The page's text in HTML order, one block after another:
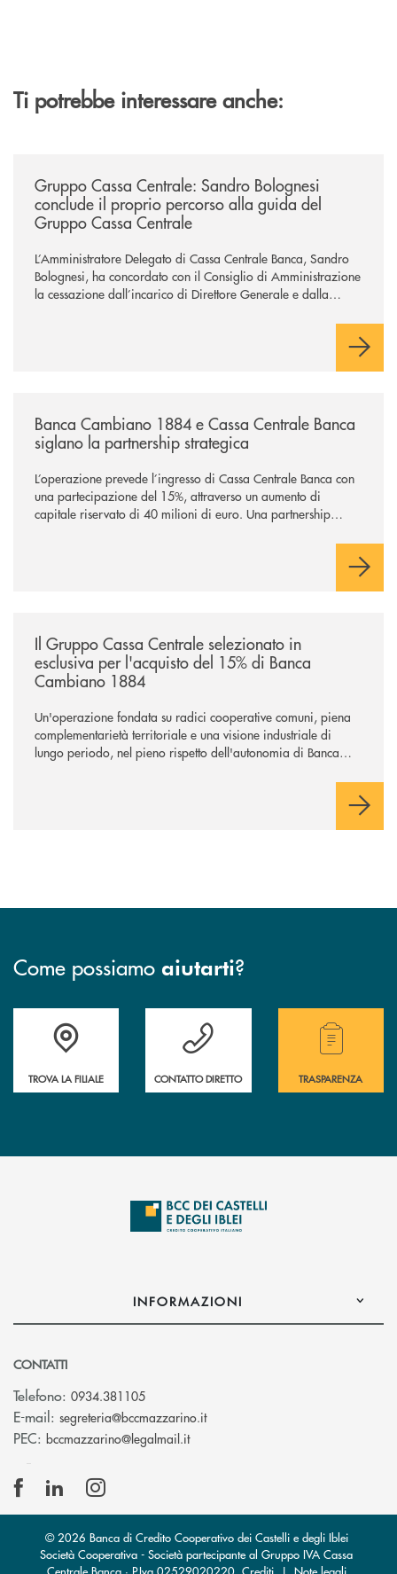
Ti potrebbe interessare anche:
Gruppo Cassa Centrale: Sandro Bolognesi
conclude il proprio percorso alla guida del
Gruppo Cassa Centrale
L’Amministratore Delegato di Cassa Centrale Banca, Sandro
Bolognesi, ha concordato con il Consiglio di Amministrazione
la cessazione dall’incarico di Direttore Generale e dalla
Il Gruppo, sotto la guida dell’Amministratore Delegato, e con
Banca Cambiano 1884 e Cassa Centrale Banca
siglano la partnership strategica
L’operazione prevede l’ingresso di Cassa Centrale Banca con
una partecipazione del 15%, attraverso un aumento di
capitale riservato di 40 milioni di euro. Una partnership
comuni e sulla prossimità ai territori, per ampliare l’offerta e
Il Gruppo Cassa Centrale selezionato in
esclusiva per l'acquisto del 15% di Banca
Cambiano 1884
Un'operazione fondata su radici cooperative comuni, piena
complementarietà territoriale e una visione industriale di
lungo periodo, nel pieno rispetto dell'autonomia di Banca
negoziazione esclusiva per la finalizzazione dell’operazione.
Come possiamo aiutarti?
Accedi all' elenco completo delle filiali .
TROVA LA FILIALE
Hai bisogno di assistenza immediata?
CONTATTO DIRETTO
Hai bisogno di
TRASPARENZA
INFORMAZIONI
CONTATTI
Telefono: 0934.381105
E-mail: segreteria@bccmazzarino.it(si apre l’app di posta
PEC: bccmazzarino@legalmail.it(si apre l’app di posta elettronica)
© 2026 Banca di Credito Cooperativo dei Castelli e degli Iblei
Società Cooperativa - Società partecipante al Gruppo IVA Cassa
Centrale Banca · P.Iva 02529020220 Crediti| Note legali